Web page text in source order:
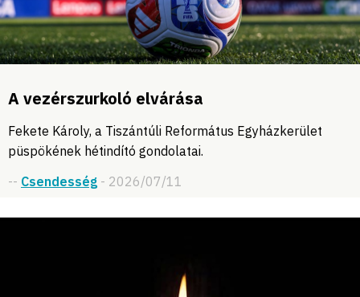
A vezérszurkoló elvárása
Fekete Károly, a Tiszántúli Református Egyházkerület
püspökének hétindító gondolatai.
-- Csendesség - 2026/07/11